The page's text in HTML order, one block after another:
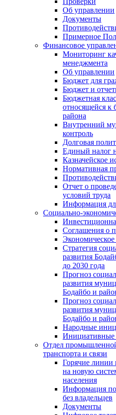
Об управлении
Документы
Примерное
Финансовое
Мониторинг
менеджмента
Об управлении
Бюджет для
Бюджет и
Бюджетная
относящейся
района
Внутренний
контроль
Долговая
Единый налог
Казначейское
Нормативная
Отчет о
условий труда
Информация
Социально-
Соглашения о
Экономическое
Стратегия
развития
до 2030 года
Прогноз
развития
Бодайбо и
Прогноз
развития
Бодайбо и
Народные
Инициативные
Отдел
транспорта и связи
Горячие линии
на новую
населения
Информация
без владельцев
Документы